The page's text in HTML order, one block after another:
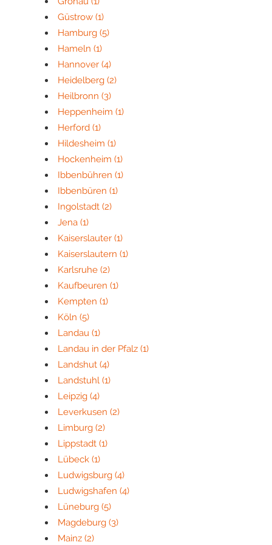
Güstrow (1)
Hamburg (5)
Hameln (1)
Hannover (4)
Heidelberg (2)
Heilbronn (3)
Heppenheim (1)
Herford (1)
Hildesheim (1)
Hockenheim (1)
Ibbenbühren (1)
Ibbenbüren (1)
Ingolstadt (2)
Jena (1)
Kaiserslauter (1)
Kaiserslautern (1)
Karlsruhe (2)
Kaufbeuren (1)
Kempten (1)
Köln (5)
Landau (1)
Landau in der Pfalz (1)
Landshut (4)
Landstuhl (1)
Leipzig (4)
Leverkusen (2)
Limburg (2)
Lippstadt (1)
Lübeck (1)
Ludwigsburg (4)
Ludwigshafen (4)
Lüneburg (5)
Magdeburg (3)
Mainz (2)